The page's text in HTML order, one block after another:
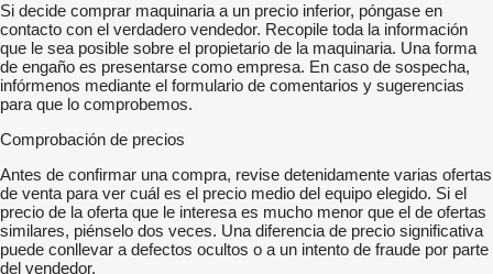
Si decide comprar maquinaria a un precio inferior, póngase en
contacto con el verdadero vendedor. Recopile toda la información
que le sea posible sobre el propietario de la maquinaria. Una forma
de engaño es presentarse como empresa. En caso de sospecha,
infórmenos mediante el formulario de comentarios y sugerencias
para que lo comprobemos.
Comprobación de precios
Antes de confirmar una compra, revise detenidamente varias ofertas
de venta para ver cuál es el precio medio del equipo elegido. Si el
precio de la oferta que le interesa es mucho menor que el de ofertas
similares, piénselo dos veces. Una diferencia de precio significativa
puede conllevar a defectos ocultos o a un intento de fraude por parte
del vendedor.